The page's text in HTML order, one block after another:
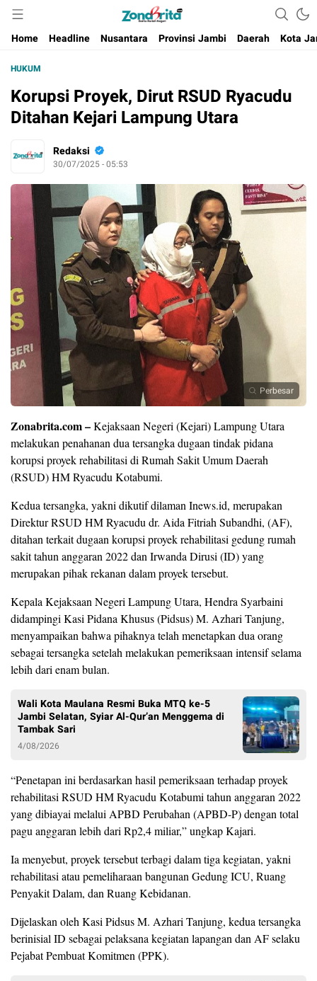
Berita Harian Negeri
Home
Headline Nusantara Provinsi Jambi Daerah Kota
HUKUM
Korupsi Proyek, Dirut RSUD Ryacudu
Ditahan Kejari Lampung Utara
Redaksi
30/07/2025 - 05:53
Perbesar
Zonabrita.com –Kejaksaan Negeri (Kejari) Lampung Utara
melakukan penahanan dua tersangka dugaan tindak pidana
korupsi proyek rehabilitasi di Rumah Sakit Umum Daerah
(RSUD) HM Ryacudu Kotabumi.
Kedua tersangka, yakni dikutif dilaman Inews.id, merupakan
Direktur RSUD HM Ryacudu dr. Aida Fitriah Subandhi, (AF),
ditahan terkait dugaan korupsi proyek rehabilitasi gedung rumah
sakit tahun anggaran 2022 dan Irwanda Dirusi (ID) yang
merupakan pihak rekanan dalam proyek tersebut.
Kepala Kejaksaan Negeri Lampung Utara, Hendra Syarbaini
didampingi Kasi Pidana Khusus (Pidsus) M. Azhari Tanjung,
menyampaikan bahwa pihaknya telah menetapkan dua orang
sebagai tersangka setelah melakukan pemeriksaan intensif selama
lebih dari enam bulan.
Wali Kota Maulana Resmi Buka MTQ ke-5
Jambi Selatan, Syiar Al-Qur’an Menggema di
Tambak Sari
4/08/2026
“Penetapan ini berdasarkan hasil pemeriksaan terhadap proyek
rehabilitasi RSUD HM Ryacudu Kotabumi tahun anggaran 2022
yang dibiayai melalui APBD Perubahan (APBD-P) dengan total
pagu anggaran lebih dari Rp2,4 miliar,” ungkap Kajari.
Ia menyebut, proyek tersebut terbagi dalam tiga kegiatan, yakni
rehabilitasi atau pemeliharaan bangunan Gedung ICU, Ruang
Penyakit Dalam, dan Ruang Kebidanan.
Dijelaskan oleh Kasi Pidsus M. Azhari Tanjung, kedua tersangka
berinisial ID sebagai pelaksana kegiatan lapangan dan AF selaku
Pejabat Pembuat Komitmen (PPK).